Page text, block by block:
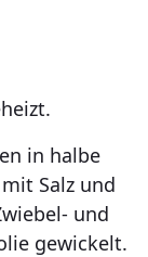
in halbe
Salz und
und
gewickelt.